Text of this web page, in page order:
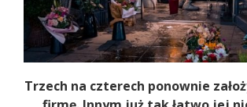
Trzech na czterech ponownie